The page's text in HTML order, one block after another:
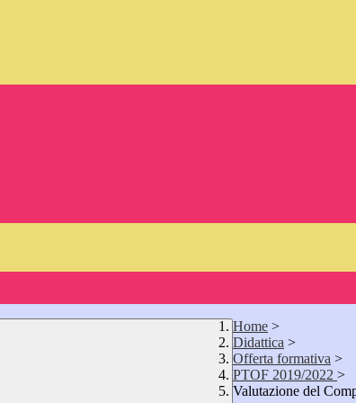
Home >
Didattica >
Offerta formativa >
PTOF 2019/2022 >
Valutazione del